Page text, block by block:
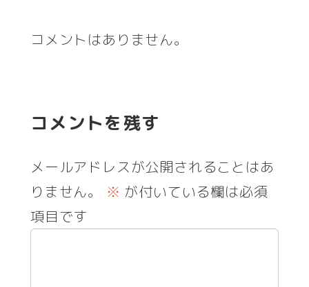
コメントはありません。
コメントを残す
メールアドレスが公開されることはあ
りません。
※ が付いている欄は必須
項目です